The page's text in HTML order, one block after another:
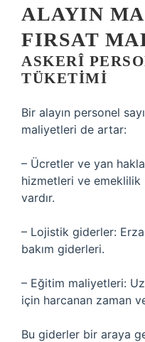
ALAYIN
FIRSAT
ASKERÎ
TÜKETIMI
Bir alayın personel
maliyetleri de artar:
– Ücretler ve yan
hizmetleri ve emeklilik
vardır.
– Lojistik giderler:
bakım giderleri.
– Eğitim maliyetleri:
için harcanan zaman
Bu giderler bir araya